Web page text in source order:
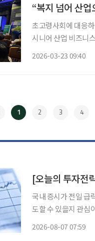
“복지 넘어 산
초고령사회에 대응
시니어 산업 비즈니
2026-03-23 09:40
1 2 3 4
국내 증시가 전일 급
도할 수 있을지 관심이 쏠린다. 7일 한지영 키움증권 연구원은 "
2026-08-07 07:59